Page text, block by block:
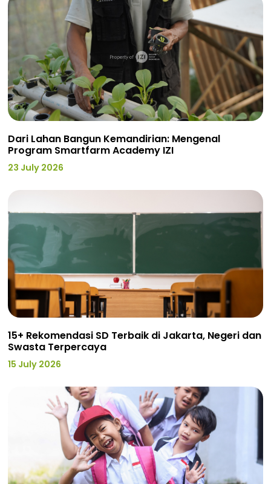
Dari Lahan Bangun Kemandirian: Mengenal
Program Smartfarm Academy IZI
23 July 2026
15+ Rekomendasi SD Terbaik di Jakarta, Negeri dan
Swasta Terpercaya
15 July 2026